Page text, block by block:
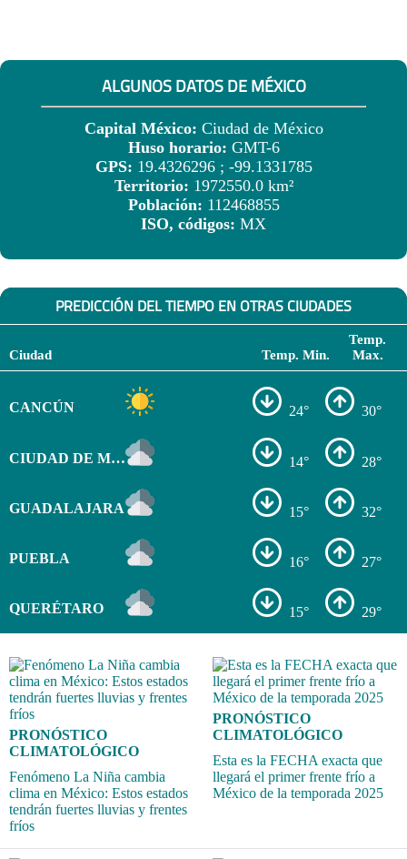
ALGUNOS DATOS DE MÉXICO
Capital México: Ciudad de México
Huso horario: GMT-6
GPS: 19.4326296 ; -99.1331785
Territorio: 1972550.0 km²
Población: 112468855
ISO, códigos: MX
PREDICCIÓN DEL TIEMPO EN OTRAS CIUDADES
Ciudad Temp. Min.
Temp.
Max.
CANCÚN 24° 30°
CIUDAD DE MÉXICO 14° 28°
GUADALAJARA 15° 32°
PUEBLA 16° 27°
QUERÉTARO 15° 29°
PRONÓSTICO
CLIMATOLÓGICO
Fenómeno La Niña cambia
clima en México: Estos estados
tendrán fuertes lluvias y frentes
fríos
PRONÓSTICO
CLIMATOLÓGICO
Esta es la FECHA exacta que
llegará el primer frente frío a
México de la temporada 2025